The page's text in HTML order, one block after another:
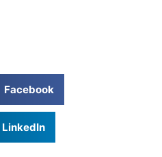
Facebook
LinkedIn